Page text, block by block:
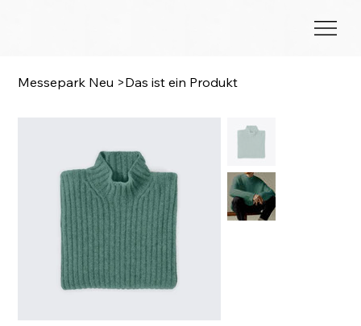
Messepark Neu >Das ist ein Produkt